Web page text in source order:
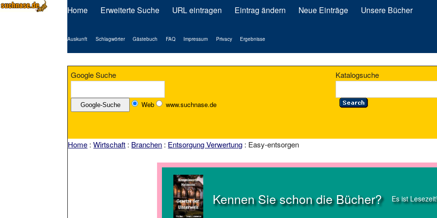
Home Erweiterte Suche URL eintragen Eintrag ändern Neue Einträge Unsere Bücher
Auskunft Schlagwörter Gästebuch FAQ Impressum Privacy Ergebnisse
Google Suche
Web www.suchnase.de
Katalogsuche
Home :Wirtschaft : Branchen : Entsorgung Verwertung : Easy-entsorgen
Kennen Sie schon die Bücher? Es ist